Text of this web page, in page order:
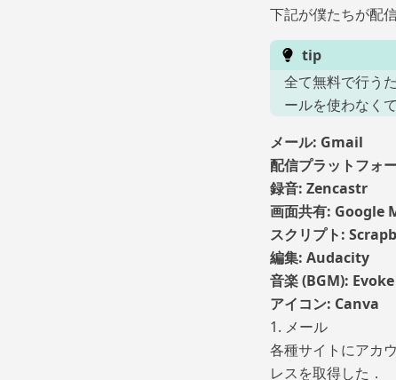
下記が僕たちが配
tip
全て無料で行う
ールを使わなく
メール: Gmail
配信プラットフォ
録音: Zencastr
画面共有: Google
スクリプト:
編集: Audacity
音楽 (BGM):
アイコン: Canva
1. メール
各種サイトにアカ
レスを取得した．